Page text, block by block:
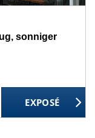
sonniger